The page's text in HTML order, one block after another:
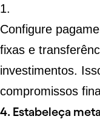
Configure
fixas e
investimentos.
compromissos
4. Estabeleça